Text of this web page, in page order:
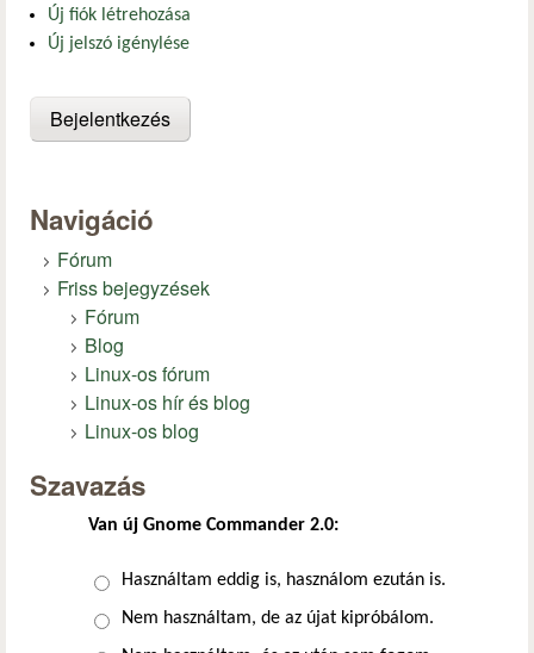
Új fiók létrehozása
Új jelszó igénylése
Navigáció
Fórum
Friss bejegyzések
Fórum
Blog
Linux-os fórum
Linux-os hír és blog
Linux-os blog
Szavazás
Van új Gnome Commander 2.0:
Választások
Használtam eddig is, használom ezután is.
Nem használtam, de az újat kipróbálom.